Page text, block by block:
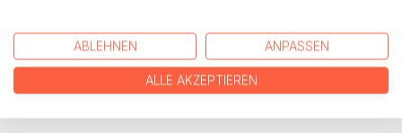
AUTOR/IN
ABLEHNEN ANPASSEN
ALLE AKZEPTIEREN